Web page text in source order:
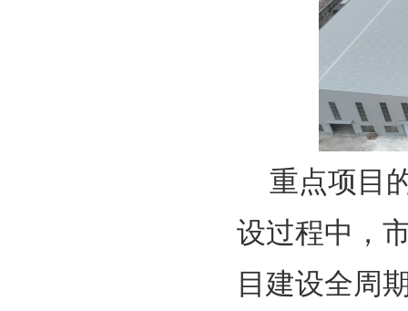
重点项目
设过程中，
目建设全周